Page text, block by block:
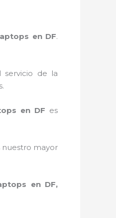
en DF.
servicio de la
en DF es
nuestro mayor
en DF,